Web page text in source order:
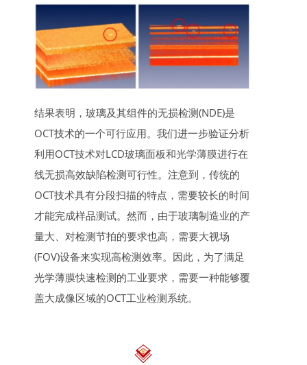
结果表明，玻璃及其组件的无损检测(NDE)是
OCT技术的一个可行应用。我们进一步验证分析
利用OCT技术对LCD玻璃面板和光学薄膜进行在
线无损高效缺陷检测可行性。注意到，传统的
OCT技术具有分段扫描的特点，需要较长的时间
才能完成样品测试。然而，由于玻璃制造业的产
量大、对检测节拍的要求也高，需要大视场
(FOV)设备来实现高检测效率。因此，为了满足
光学薄膜快速检测的工业要求，需要一种能够覆
盖大成像区域的OCT工业检测系统。